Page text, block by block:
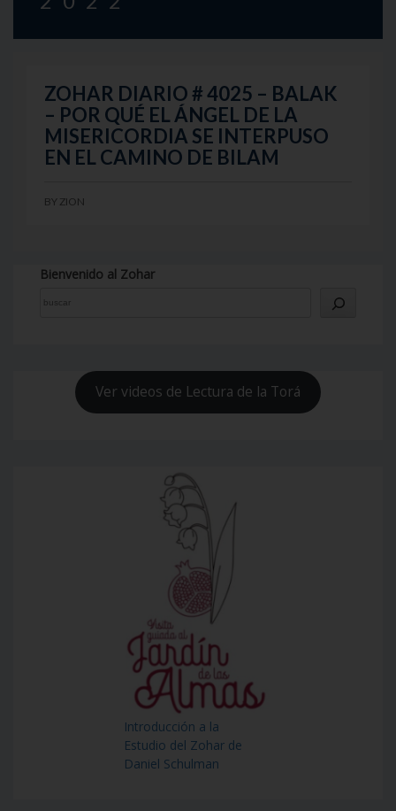
ZOHAR DIARIO # 4025 – BALAK
– POR QUÉ EL ÁNGEL DE LA
MISERICORDIA SE INTERPUSO
EN EL CAMINO DE BILAM
BY ZION
Bienvenido al Zohar
Ver videos de Lectura de la Torá
Introducción a la
Estudio del Zohar de
Daniel Schulman